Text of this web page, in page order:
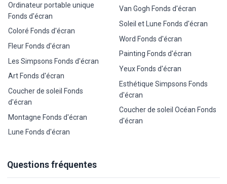
Ordinateur portable unique
Fonds d'écran
Coloré Fonds d'écran
Fleur Fonds d'écran
Les Simpsons Fonds d'écran
Art Fonds d'écran
Coucher de soleil Fonds
d'écran
Montagne Fonds d'écran
Lune Fonds d'écran
Van Gogh Fonds d'écran
Soleil et Lune Fonds d'écran
Word Fonds d'écran
Painting Fonds d'écran
Yeux Fonds d'écran
Esthétique Simpsons Fonds
d'écran
Coucher de soleil Océan Fonds
d'écran
Questions fréquentes